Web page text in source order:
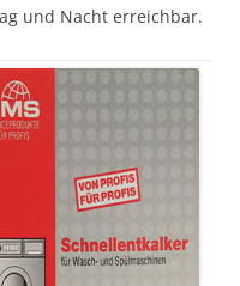
und Nacht erreichbar.